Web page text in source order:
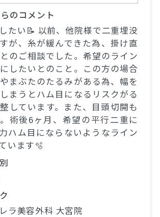
のコメント
たい📝 以前、他院様で二重埋没
が、糸が緩んできた為、掛け直
のご相談でした。希望のライン
したいとのこと。この方の場合
まぶたのたるみがある為、幅を
まうとハム目になるリスクがる
しています。また、目頭切開も
術後6ヶ月、希望の平行二重に
ハム目にならないようなライン
います🫧
ラ美容外科 大宮院